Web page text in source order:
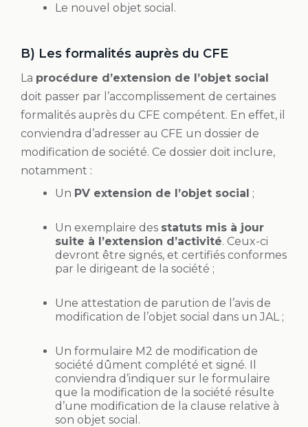
Le nouvel objet social.
B) Les formalités auprès du CFE
La procédure d’extension de l’objet social
doit passer par l’accomplissement de certaines
formalités auprès du CFE compétent. En effet, il
conviendra d’adresser au CFE un dossier de
modification de société. Ce dossier doit inclure,
notamment :
Un PV extension de l’objet social ;
Un exemplaire des statuts mis à jour
suite à l’extension d’activité. Ceux-ci
devront être signés, et certifiés conformes
par le dirigeant de la société ;
Une attestation de parution de l’avis de
modification de l’objet social dans un JAL ;
Un formulaire M2 de modification de
société dûment complété et signé. Il
conviendra d’indiquer sur le formulaire
que la modification de la société résulte
d’une modification de la clause relative à
son objet social.